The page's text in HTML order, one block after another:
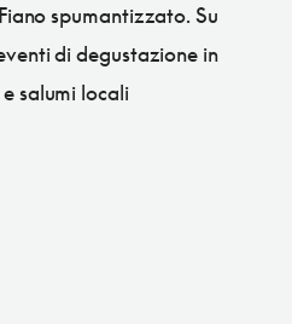
spumantizzato. Su
di degustazione in
salumi locali